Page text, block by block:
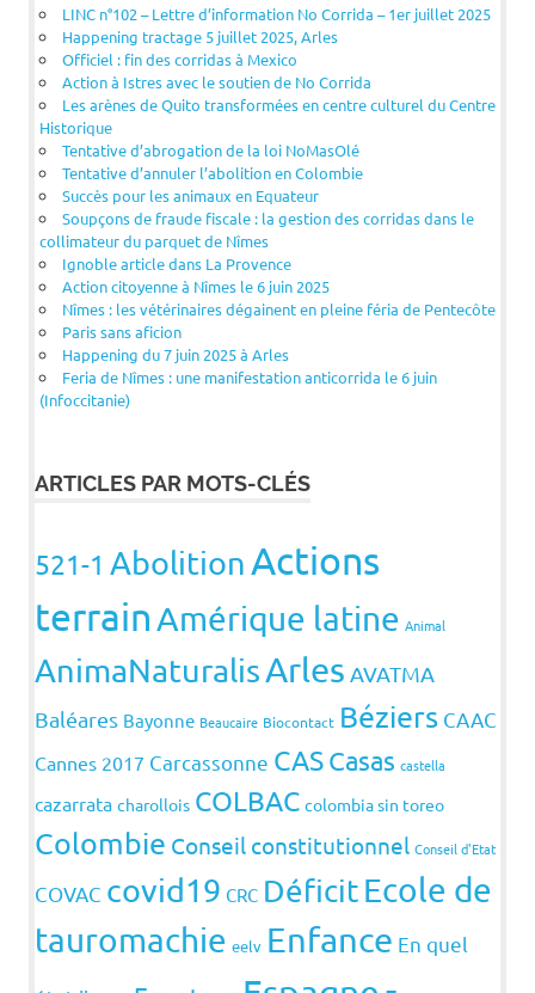
LINC n°102 – Lettre d’information No Corrida – 1er juillet 2025
Happening tractage 5 juillet 2025, Arles
Officiel : fin des corridas à Mexico
Action à Istres avec le soutien de No Corrida
Les arènes de Quito transformées en centre culturel du Centre
Historique
Tentative d’abrogation de la loi NoMasOlé
Tentative d’annuler l’abolition en Colombie
Succès pour les animaux en Equateur
Soupçons de fraude fiscale : la gestion des corridas dans le
collimateur du parquet de Nîmes
Ignoble article dans La Provence
Action citoyenne à Nîmes le 6 juin 2025
Nîmes : les vétérinaires dégainent en pleine féria de Pentecôte
Paris sans aficion
Happening du 7 juin 2025 à Arles
Feria de Nîmes : une manifestation anticorrida le 6 juin
(Infoccitanie)
ARTICLES PAR MOTS-CLÉS
521-1 AbolitionActions
terrainAmérique latine Animal
AnimaNaturalisArles AVATMA
Baléares Bayonne Beaucaire Biocontact Béziers CAAC
Cannes 2017 Carcassonne CASCasas castella
cazarrata charollois COLBAC colombia sin toreo
Colombie Conseil constitutionnel Conseil d'Etat
COVAC covid19 CRC DéficitEcole de
tauromachie eelv Enfance En quel